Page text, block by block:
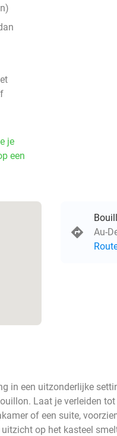
je
een
Au-
in een uitzonderlijke
Laat je verleiden
of een suite,
op het kasteel